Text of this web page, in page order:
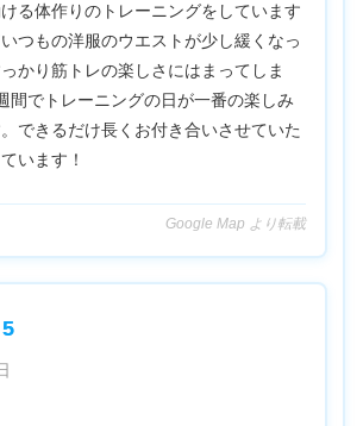
る体作りのトレーニングをしています
つもの洋服のウエストが少し緩くなっ
かり筋トレの楽しさにはまってしま
間でトレーニングの日が一番の楽しみ
できるだけ長くお付き合いさせていた
います！
Google Map より転載
5